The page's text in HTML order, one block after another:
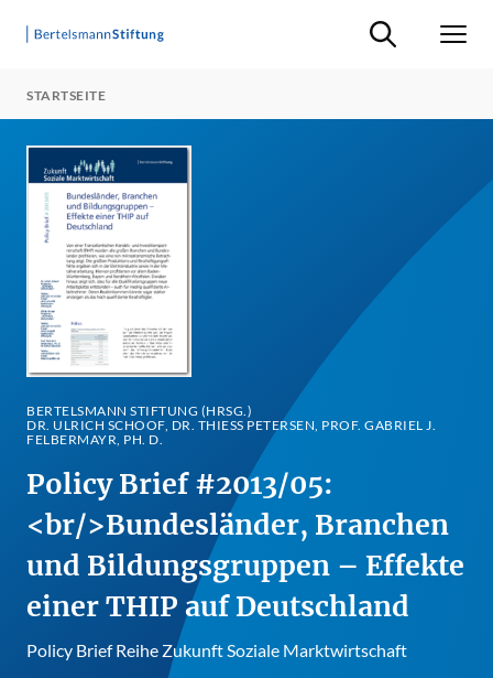
Suche ein-/
STARTSEITE
BERTELSMANN STIFTUNG (HRSG.)
DR. ULRICH SCHOOF, DR. THIESS PETERSEN, PROF. GABRIEL J. F
ELBERMAYR, PH. D.
Policy Brief #2013/05:
<br/>Bundesländer, Branchen
und Bildungsgruppen – Effekte
einer THIP auf Deutschland
Policy Brief Reihe Zukunft Soziale Marktwirtschaft